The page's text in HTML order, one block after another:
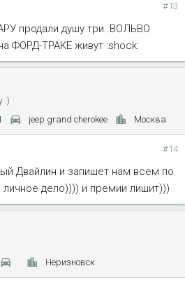
#13
продали душу три..ВОЛЬВО
ФОРД-ТРАКЕ живут :shock:
:)
jeep grand cherokee Москва
#14
Двайлин и запишет нам всем по
дело)))) и премии лишит)))
Неризновск